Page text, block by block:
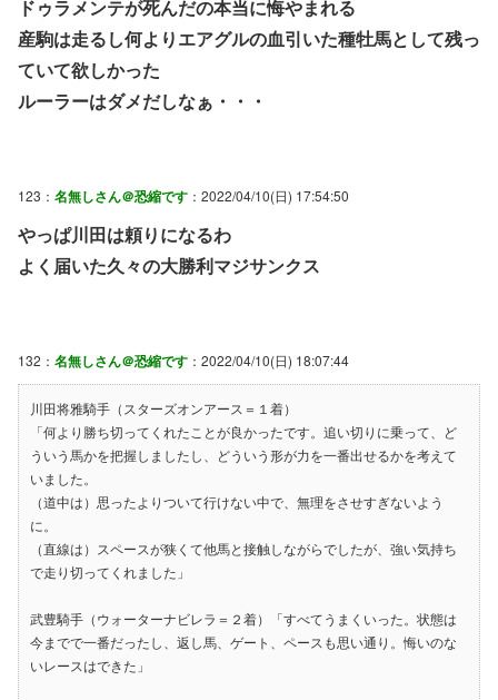
ドゥラメンテが死んだの本当に悔やまれる
産駒は走るし何よりエアグルの血引いた種牡馬として残っ
ていて欲しかった
ルーラーはダメだしなぁ・・・
123： 名無しさん＠恐縮です ：2022/04/10(日) 17:54:50
やっぱ川田は頼りになるわ
よく届いた久々の大勝利マジサンクス
132： 名無しさん＠恐縮です ：2022/04/10(日) 18:07:44
川田将雅騎手（スターズオンアース＝１着）
「何より勝ち切ってくれたことが良かったです。追い切りに乗って、ど
ういう馬かを把握しましたし、どういう形が力を一番出せるかを考えて
いました。
（道中は）思ったよりついて行けない中で、無理をさせすぎないよう
に。
（直線は）スペースが狭くて他馬と接触しながらでしたが、強い気持ち
で走り切ってくれました」
武豊騎手（ウォーターナビレラ＝２着）「すべてうまくいった。状態は
今までで一番だったし、返し馬、ゲート、ペースも思い通り。悔いのな
いレースはできた」